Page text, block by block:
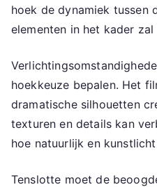
hoek de dynamiek tussen
elementen in het kader zal
hoekkeuze bepalen. Het
dramatische silhouetten
texturen en details kan
hoe natuurlijk en
Tenslotte moet de